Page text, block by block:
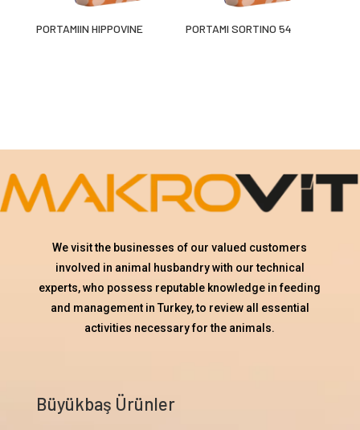
PORTAMIIN HIPPOVINE PORTAMI SORTINO 54
We visit the businesses of our valued customers
involved in animal husbandry with our technical
experts, who possess reputable knowledge in feeding
and management in Turkey, to review all essential
activities necessary for the animals.
Büyükbaş Ürünler